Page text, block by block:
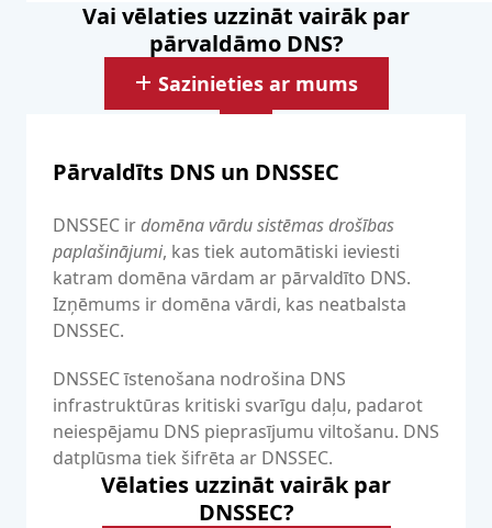
Vai vēlaties uzzināt vairāk par
pārvaldāmo DNS?
Sazinieties ar mums
Pārvaldīts DNS un DNSSEC
DNSSEC irdomēna vārdu sistēmas drošības
paplašinājumi, kas tiek automātiski ieviesti
katram domēna vārdam ar pārvaldīto DNS.
Izņēmums ir domēna vārdi, kas neatbalsta
DNSSEC.
DNSSEC īstenošana nodrošina DNS
infrastruktūras kritiski svarīgu daļu, padarot
neiespējamu DNS pieprasījumu viltošanu. DNS
datplūsma tiek šifrēta ar DNSSEC.
Vēlaties uzzināt vairāk par
DNSSEC?